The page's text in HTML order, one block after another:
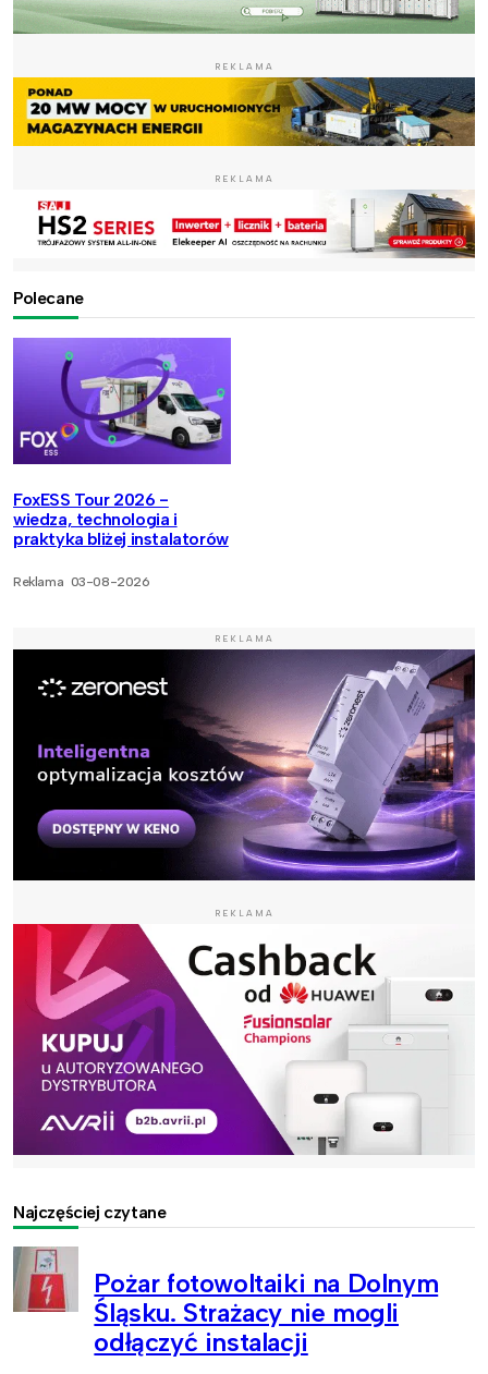
REKLAMA
REKLAMA
Polecane
FoxESS Tour 2026 -
wiedza, technologia i
praktyka bliżej instalatorów
Reklama 03-08-2026
REKLAMA
REKLAMA
Najczęściej czytane
Pożar fotowoltaiki na Dolnym
Śląsku. Strażacy nie mogli
odłączyć instalacji